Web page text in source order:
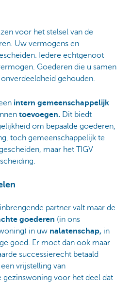
voor het stelsel van de
Uw vermogens en
Iedere echtgenoot
Goederen die u samen
gehouden.
intern gemeenschappelijk
toevoegen. Dit biedt
om bepaalde goederen,
toch gemeenschappelijk te
maar het TIGV
partner valt maar de
goederen (in ons
in uw nalatenschap, in
goed. Er moet dan ook maar
successierecht betaald
vrijstelling van
gezinswoning voor het deel dat